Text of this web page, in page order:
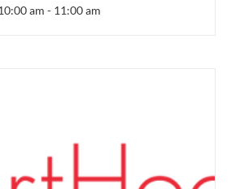
am - 11:00 am